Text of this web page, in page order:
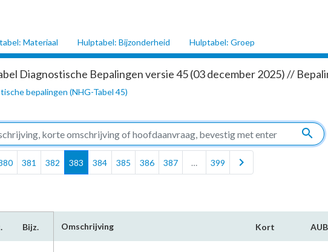
Materiaal Hulptabel: Bijzonderheid Hulptabel: Groep
Diagnostische Bepalingen versie 45 (03 december 2025) //
bepalingen (NHG-Tabel 45)
search
381 382 383 384 385 386 387 … 399 chevron_right
Bijz. Omschrijving Kort AUB